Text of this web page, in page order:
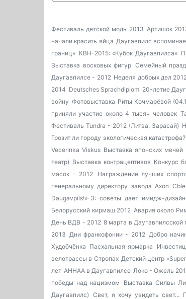
Фестиваль детской моды 2013 Артишок
начали красить яйца Даугавпилс
границ» КВН-2015: «Кубок Даугавпилса»
Выставка восковых фигур Семейный
Даугавпилсе - 2012 Неделя добрых дел
2014 Deutsches Sprachdiplom 20-летие
войну Фотовыставка Риты Кочмарёвой
приняли участие около 4 тысяч человек
Фестиваль Tundra - 2012 (Литва, Зарасай)
Грозит ли городу экологическая катастрофа?
Vecerinka Viskus Выставка японских мечей
театр) Выставка контрацептивов Конкурс
масок - 2012
Награждение лучших
генеральному директору завода Axon Cble
Daugavpils!»-3: советы дает имидж-
Белорусский кирмаш 2012 Авария около
День ВДВ - 2012 8 марта в Даугавпилсской
2013 Дни франкофонии - 2012 Добро
Худобчёнка Пасхальная ярмарка
велотрассы в Стропах Детский центр
лет AHHAA в Даугавпилсе Локо - Ожель
победы над нацизмом
Выставка Силвы
Даугавпилс) Свет, я хочу увидеть свет...